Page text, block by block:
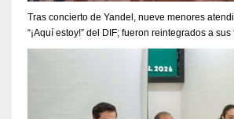
Tras concierto de Yandel, nueve menores
“¡Aquí estoy!” del DIF; fueron reintegrados a